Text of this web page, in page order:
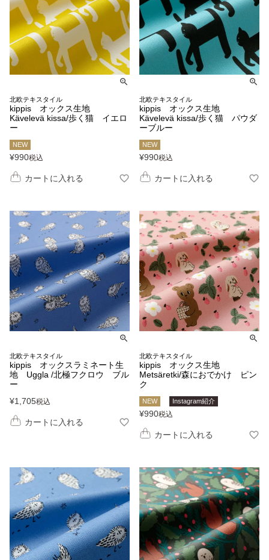
北欧テキスタイル
kippis オックス生地
Kävelevä kissa/歩く猫 イエロ
ー
NEW
¥990税込
カートに入れる
北欧テキスタイル
kippis オックス生地
Kävelevä kissa/歩く猫 パウダ
ーブルー
NEW
¥990税込
カートに入れる
北欧テキスタイル
kippis オックスラミネート生
地 Uggla /北極フクロウ ブル
ー
¥1,705税込
カートに入れる
北欧テキスタイル
kippis オックス生地
Metsäretki/森におでかけ ピン
ク
NEW Instagram紹介
¥990税込
カートに入れる